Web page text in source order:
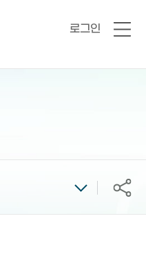
로그인
전
공유